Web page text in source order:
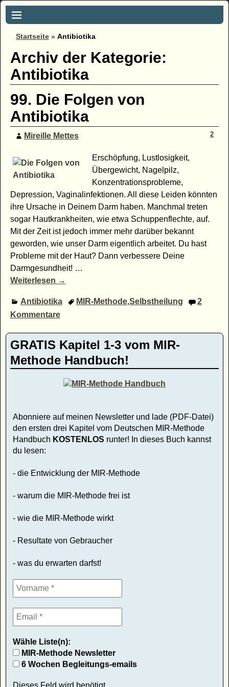
Startseite » Antibiotika
Archiv der Kategorie:
Antibiotika
99. Die Folgen von
Antibiotika
Mireille Mettes 2
Erschöpfung, Lustlosigkeit,
Übergewicht, Nagelpilz,
Konzentrationsprobleme,
Depression, Vaginalinfektionen. All diese Leiden könnten
ihre Ursache in Deinem Darm haben. Manchmal treten
sogar Hautkrankheiten, wie etwa Schuppenflechte, auf.
Mit der Zeit ist jedoch immer mehr darüber bekannt
geworden, wie unser Darm eigentlich arbeitet. Du hast
Probleme mit der Haut? Dann verbessere Deine
Darmgesundheit! …
Weiterlesen →
Antibiotika MIR-Methode,Selbstheilung
2
Kommentare
GRATIS Kapitel 1-3 vom MIR-
Methode Handbuch!
Abonniere auf meinen Newsletter und lade (PDF-Datei)
den ersten drei Kapitel vom Deutschen MIR-Methode
Handbuch KOSTENLOS runter! In dieses Buch kannst
du lesen:
- die Entwicklung der MIR-Methode
- warum die MIR-Methode frei ist
- wie die MIR-Methode wirkt
- Resultate von Gebraucher
- was du erwarten darfst!
Wähle Liste(n):
MIR-Methode Newsletter
6 Wochen Begleitungs-emails